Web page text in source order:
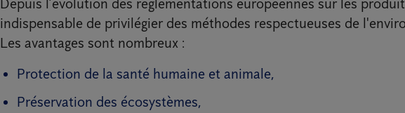
Depuis l’évolution des réglementations européennes sur les
indispensable de privilégier des méthodes respectueuses de
Les avantages sont nombreux :
Protection de la santé humaine et animale,
Préservation des écosystèmes,